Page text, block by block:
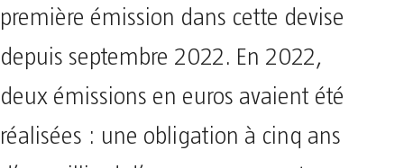
première émission dans cette devise
depuis septembre 2022. En 2022,
deux émissions en euros avaient été
réalisées : une obligation à cinq ans